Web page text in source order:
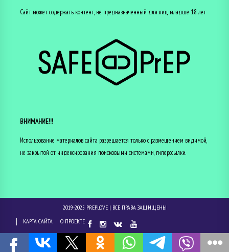
Сайт может содержать контент, не предназначенный для лиц младше 18 лет
ВНИМАНИЕ!!!
Использование материалов сайта разрешается только с размещением видимой,
не закрытой от индексирования поисковыми системами, гиперссылки.
2019-2025 PREP.LOVE| ВСЕ ПРАВА ЗАЩИЩЕНЫ
КАРТА САЙТА
О ПРОЕКТЕ